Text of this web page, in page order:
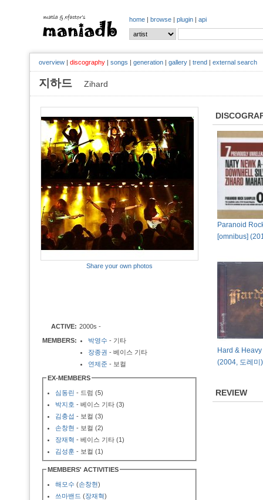
home | browse | plugin | api
overview | discography | songs | generation | gallery | trend | external search
지하드 Zihard
Share your own photos
ACTIVE: 2000s -
MEMBERS:
박영수 - 기타
장종권 - 베이스 기타
연제준 - 보컬
EX-MEMBERS
심동린 - 드럼 (5)
박지호 - 베이스 기타 (3)
김충섭 - 보컬 (3)
손창현 - 보컬 (2)
장재혁 - 베이스 기타 (1)
김성훈 - 보컬 (1)
MEMBERS' ACTIVITIES
해모수 (손창현)
쓰마밴드 (장재혁)
Paranoid
[omnibus]
Hard &
(2004, 도레미)
REVIEW